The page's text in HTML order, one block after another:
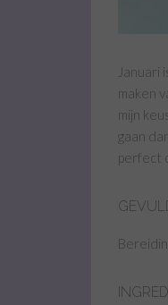
Januari
maken
mijn
gaan
perfect